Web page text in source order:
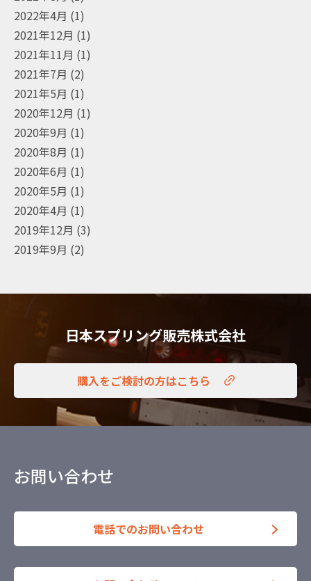
2022年4月 (1)
2021年12月 (1)
2021年11月 (1)
2021年7月 (2)
2021年5月 (1)
2020年12月 (1)
2020年9月 (1)
2020年8月 (1)
2020年6月 (1)
2020年5月 (1)
2020年4月 (1)
2019年12月 (3)
2019年9月 (2)
日本スプリング販売株式会社
購入をご検討の方はこちら
お問い合わせ
電話でのお問い合わせ